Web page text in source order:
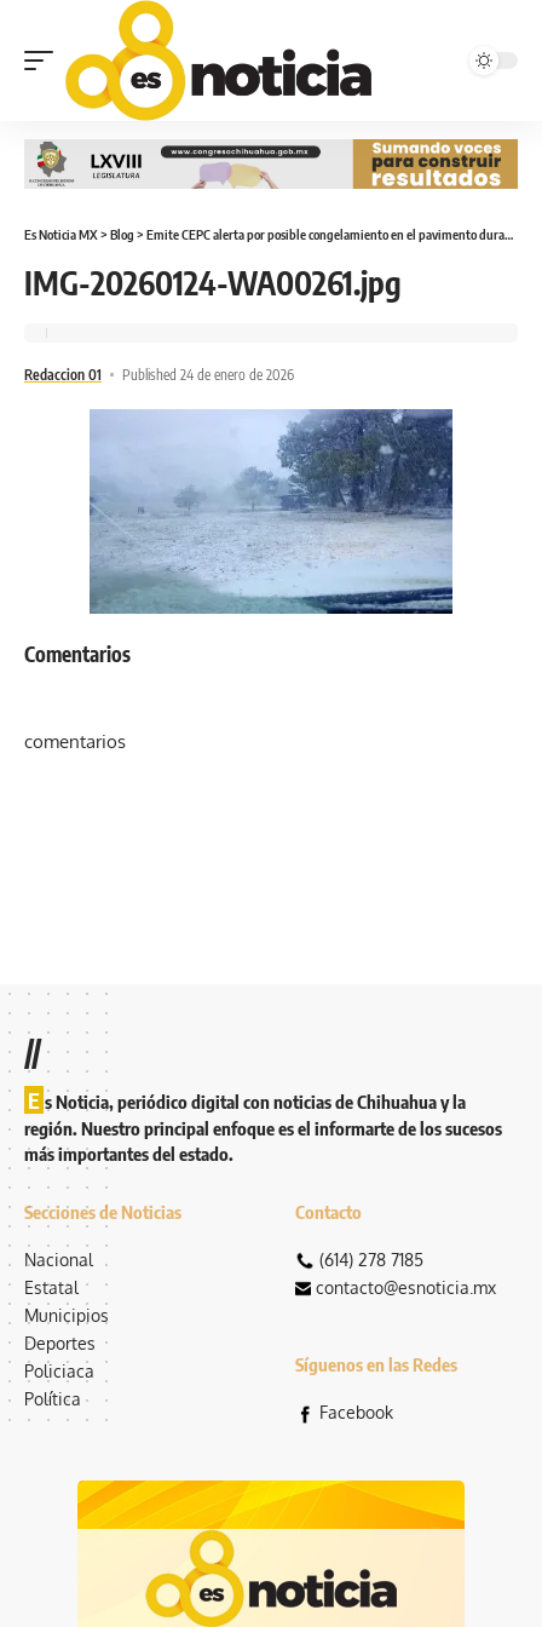
Es Noticia MX> Blog > Emite CEPC alerta por posible congelamiento en el pavimento durante las próximas horas
IMG-20260124-WA00261.jpg
Redaccion 01 Published 24 de enero de 2026
Comentarios
comentarios
//
E s Noticia, periódico digital con noticias de Chihuahua y la
región. Nuestro principal enfoque es el informarte de los sucesos
más importantes del estado.
Secciones de Noticias
Nacional
Estatal
Municipios
Deportes
Policiaca
Política
Contacto
(614) 278 7185
contacto@esnoticia.mx
Síguenos en las Redes
Facebook